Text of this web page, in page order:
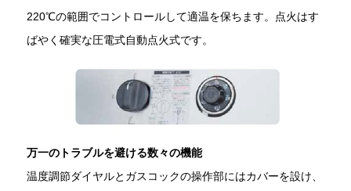
220℃の範囲でコントロールして適温を保ちます。点火はす
ばやく確実な圧電式自動点火式です。
万一のトラブルを避ける数々の機能
温度調節ダイヤルとガスコックの操作部にはカバーを設け、